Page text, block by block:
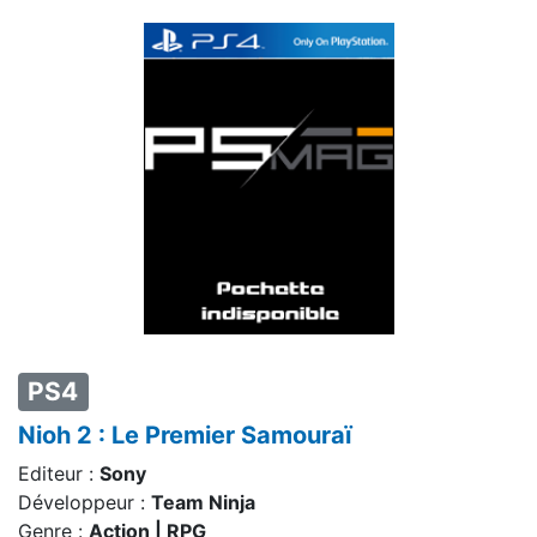
PS4
Nioh 2 : Le Premier Samouraï
Editeur : Sony
Développeur : Team Ninja
Genre : Action | RPG